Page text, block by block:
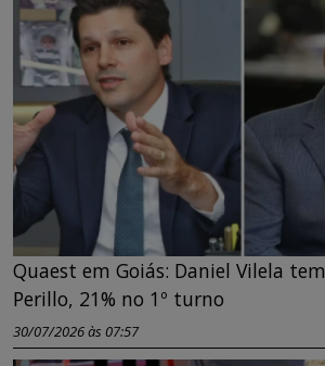
Quaest em Goiás: Daniel Vilela
Perillo, 21% no 1º turno
30/07/2026 às 07:57